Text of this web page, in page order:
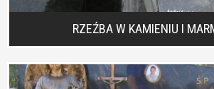
RZEŹBA W KAMIENIU I